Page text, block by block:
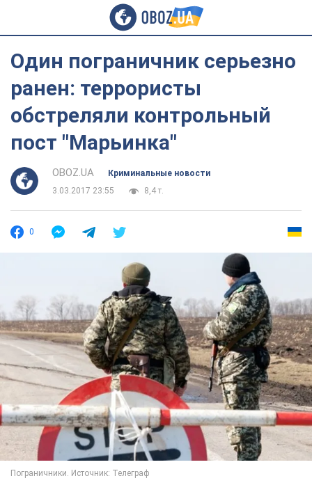
Один пограничник серьезно
ранен: террористы
обстреляли контрольный
пост "Марьинка"
OBOZ.UA
Криминальные новости
3.03.2017 23:55
8,4 т.
0